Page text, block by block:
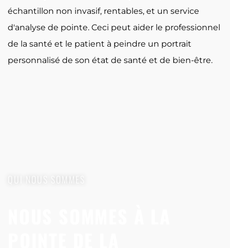
échantillon non invasif, rentables, et un service
d'analyse de pointe. Ceci peut aider le professionnel
de la santé et le patient à peindre un portrait
personnalisé de son état de santé et de bien-être.
QUI NOUS SOMMES